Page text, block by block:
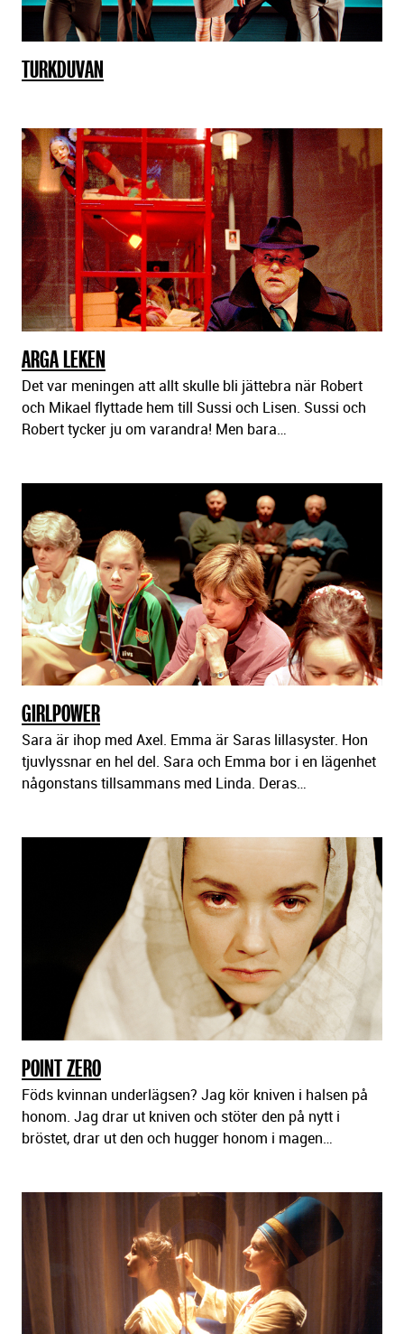
TURKDUVAN
ARGA LEKEN
Det var meningen att allt skulle bli jättebra när Robert
och Mikael flyttade hem till Sussi och Lisen. Sussi och
Robert tycker ju om varandra! Men bara…
GIRLPOWER
Sara är ihop med Axel. Emma är Saras lillasyster. Hon
tjuvlyssnar en hel del. Sara och Emma bor i en lägenhet
någonstans tillsammans med Linda. Deras…
POINT ZERO
Föds kvinnan underlägsen? Jag kör kniven i halsen på
honom. Jag drar ut kniven och stöter den på nytt i
bröstet, drar ut den och hugger honom i magen…